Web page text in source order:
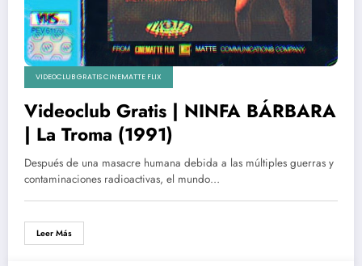
VIDEOCLUB GRATIS CINEMATTE FLIX
Videoclub Gratis | NINFA BÁRBARA
| La Troma (1991)
Después de una masacre humana debida a las múltiples guerras y
contaminaciones radioactivas, el mundo…
Leer Más